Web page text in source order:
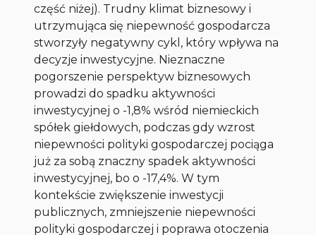
część niżej). Trudny klimat biznesowy i
utrzymująca się niepewność gospodarcza
stworzyły negatywny cykl, który wpływa na
decyzje inwestycyjne. Nieznaczne
pogorszenie perspektyw biznesowych
prowadzi do spadku aktywności
inwestycyjnej o -1,8% wśród niemieckich
spółek giełdowych, podczas gdy wzrost
niepewności polityki gospodarczej pociąga
już za sobą znaczny spadek aktywności
inwestycyjnej, bo o -17,4%. W tym
kontekście zwiększenie inwestycji
publicznych, zmniejszenie niepewności
polityki gospodarczej i poprawa otoczenia